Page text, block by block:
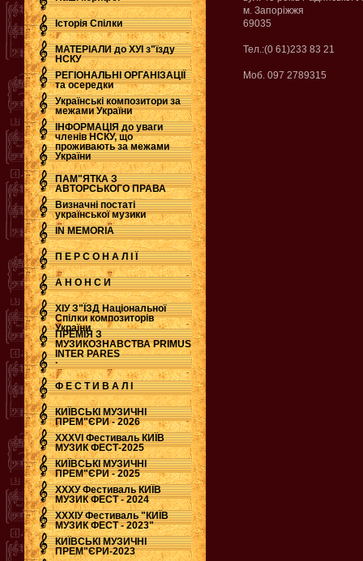
Історія Спілки
МАТЕРІАЛИ до ХУІ з"їзду
НСКУ
РЕГІОНАЛЬНІ ОРГАНІЗАЦІЇ
та осередки
Українські композитори за
межами України
ІНФОРМАЦІЯ до уваги
членів НСКУ, що
проживають за межами
України
ПАМ"ЯТКА З
АВТОРСЬКОГО ПРАВА
Визначні постаті
української музики
IN MEMORIA
П Е Р С О Н А Л І Ї
А Н О Н С И
ХІУ З"ЇЗД Національної
Спілки композиторів
України
ПРЕМІЯ З
МУЗИКОЗНАВСТВА PRIMUS
INTER PARES
.
Ф Е С Т И В А Л І
КИЇВСЬКІ МУЗИЧНІ
ПРЕМ"ЄРИ - 2026
ХХХVI Фестиваль КИЇВ
МУЗИК ФЕСТ-2025
КИЇВСЬКІ МУЗИЧНІ
ПРЕМ"ЄРИ - 2025
ХХХУ Фестиваль КИЇВ
МУЗИК ФЕСТ - 2024
ХХХІУ Фестиваль "КИЇВ
МУЗИК ФЕСТ - 2023"
КИЇВСЬКІ МУЗИЧНІ
ПРЕМ"ЄРИ-2023
м. Запоріжжя
69035
Тел.:(0 61)233 83 21
Моб. 097 2789315